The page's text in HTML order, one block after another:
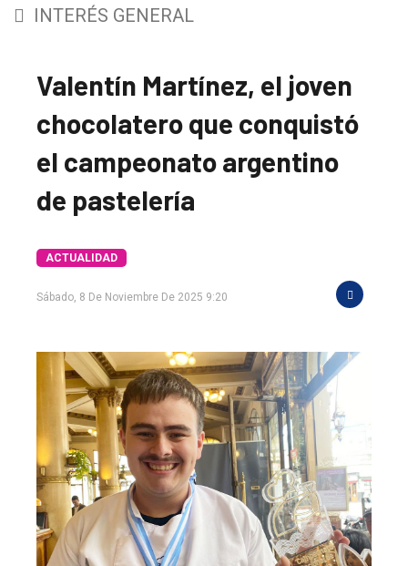
INTERÉS GENERAL
Valentín Martínez, el joven
chocolatero que conquistó
el campeonato argentino
de pastelería
ACTUALIDAD
Sábado, 8 De Noviembre De 2025 9:20